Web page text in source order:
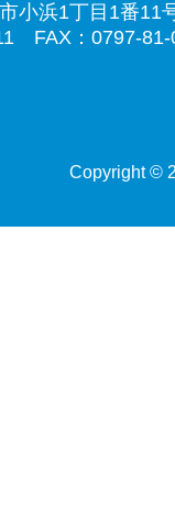
小浜1丁目1番11
FAX：0797-81-
Copyright ©